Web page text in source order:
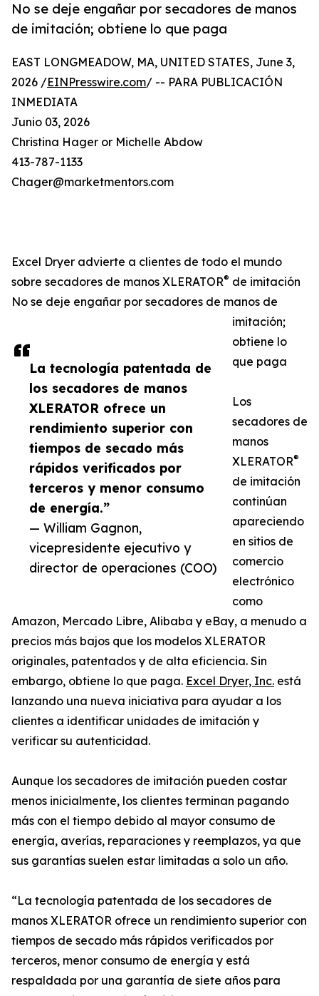
No se deje engañar por secadores de manos
de imitación; obtiene lo que paga
La tecnología patentada de
los secadores de manos
XLERATOR ofrece un
rendimiento superior con
tiempos de secado más
rápidos verificados por
terceros y menor consumo
de energía.”
— William Gagnon,
vicepresidente ejecutivo y
director de operaciones (COO)
EAST LONGMEADOW, MA, UNITED STATES, June 3,
2026 /EINPresswire.com/ -- PARA PUBLICACIÓN
INMEDIATA
Junio 03, 2026
Christina Hager or Michelle Abdow
413-787-1133
Chager@marketmentors.com
Excel Dryer advierte a clientes de todo el mundo
sobre secadores de manos XLERATOR® de imitación
No se deje engañar por secadores de manos de
imitación;
obtiene lo
que paga
Los
secadores de
manos
XLERATOR®
de imitación
continúan
apareciendo
en sitios de
comercio
electrónico
como
Amazon, Mercado Libre, Alibaba y eBay, a menudo a
precios más bajos que los modelos XLERATOR
originales, patentados y de alta eficiencia. Sin
embargo, obtiene lo que paga. Excel Dryer, Inc. está
lanzando una nueva iniciativa para ayudar a los
clientes a identificar unidades de imitación y
verificar su autenticidad.
Aunque los secadores de imitación pueden costar
menos inicialmente, los clientes terminan pagando
más con el tiempo debido al mayor consumo de
energía, averías, reparaciones y reemplazos, ya que
sus garantías suelen estar limitadas a solo un año.
“La tecnología patentada de los secadores de
manos XLERATOR ofrece un rendimiento superior con
tiempos de secado más rápidos verificados por
terceros, menor consumo de energía y está
respaldada por una garantía de siete años para